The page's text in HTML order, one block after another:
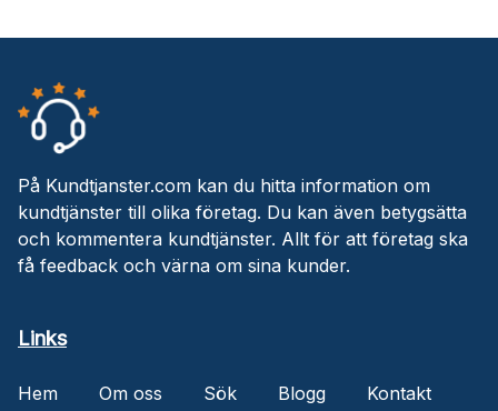
På Kundtjanster.com kan du hitta information om
kundtjänster till olika företag. Du kan även betygsätta
och kommentera kundtjänster. Allt för att företag ska
få feedback och värna om sina kunder.
Links
Hem Om oss Sök Blogg
Kontakt